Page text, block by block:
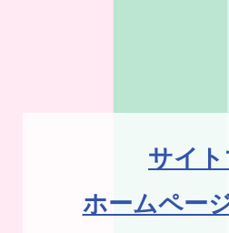
サイ
ホームペー